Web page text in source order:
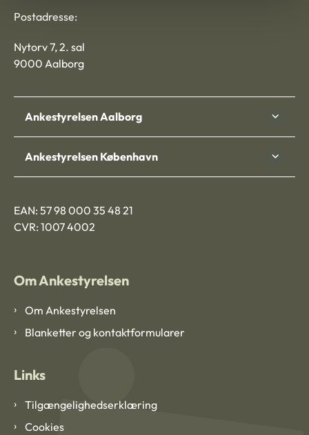
Postadresse:
Nytorv 7, 2. sal
9000 Aalborg
Ankestyrelsen Aalborg
Ankestyrelsen København
EAN: 57 98 000 35 48 21
CVR: 1007 4002
Om Ankestyrelsen
Om Ankestyrelsen
Blanketter og kontaktformularer
Links
Tilgængelighedserklæring
Cookies